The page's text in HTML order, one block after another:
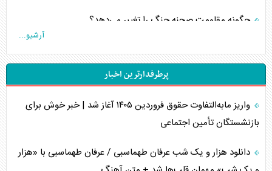
چگونه مقاومت صحنه جنگ را تغییر می‌دهد؟
تحلیل جامع پدیده تراستی‌ها
تأثیر جنگ ایران و آمریکا بر اقتصاد جهانی
آرشیو...
پرطرفدارترین اخبار
واریز مابه‌التفاوت حقوق فروردین ۱۴۰۵ آغاز شد | خبر خوش برای
بازنشستگان تأمین اجتماعی
دانلود هزار و یک شب عرفان طهماسبی / عرفان طهماسبی با «هزار